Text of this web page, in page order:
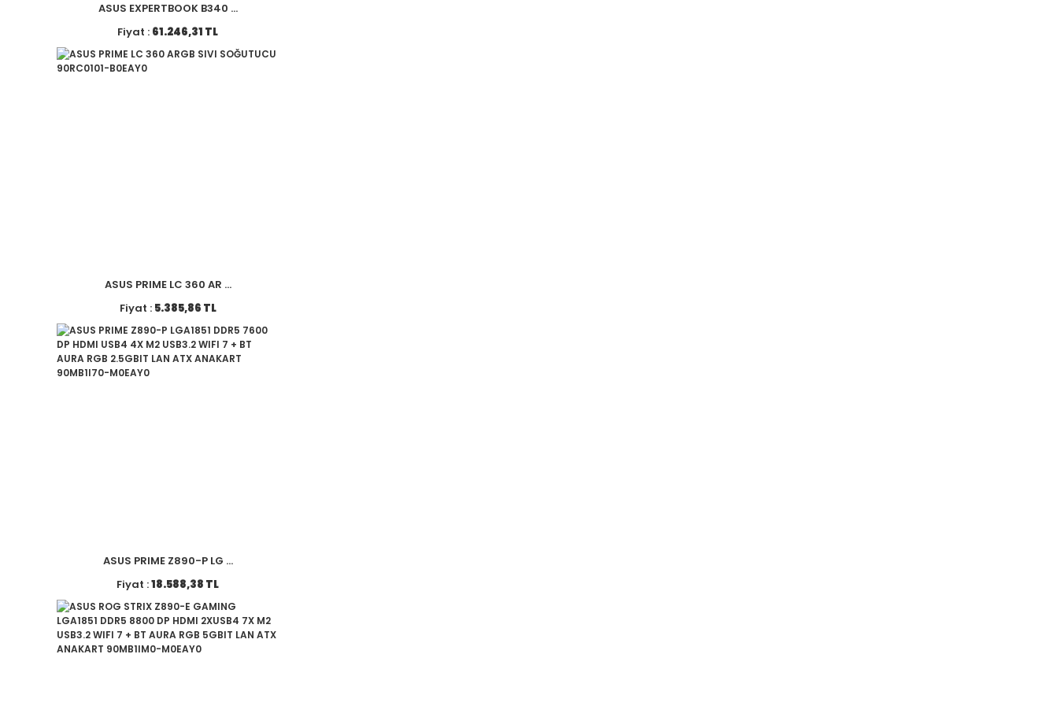
ASUS EXPERTBOOK B340 ...
Fiyat : 61.246,31 TL
ASUS PRIME LC 360 AR ...
Fiyat : 5.385,86 TL
ASUS PRIME Z890-P LG ...
Fiyat :18.588,38 TL